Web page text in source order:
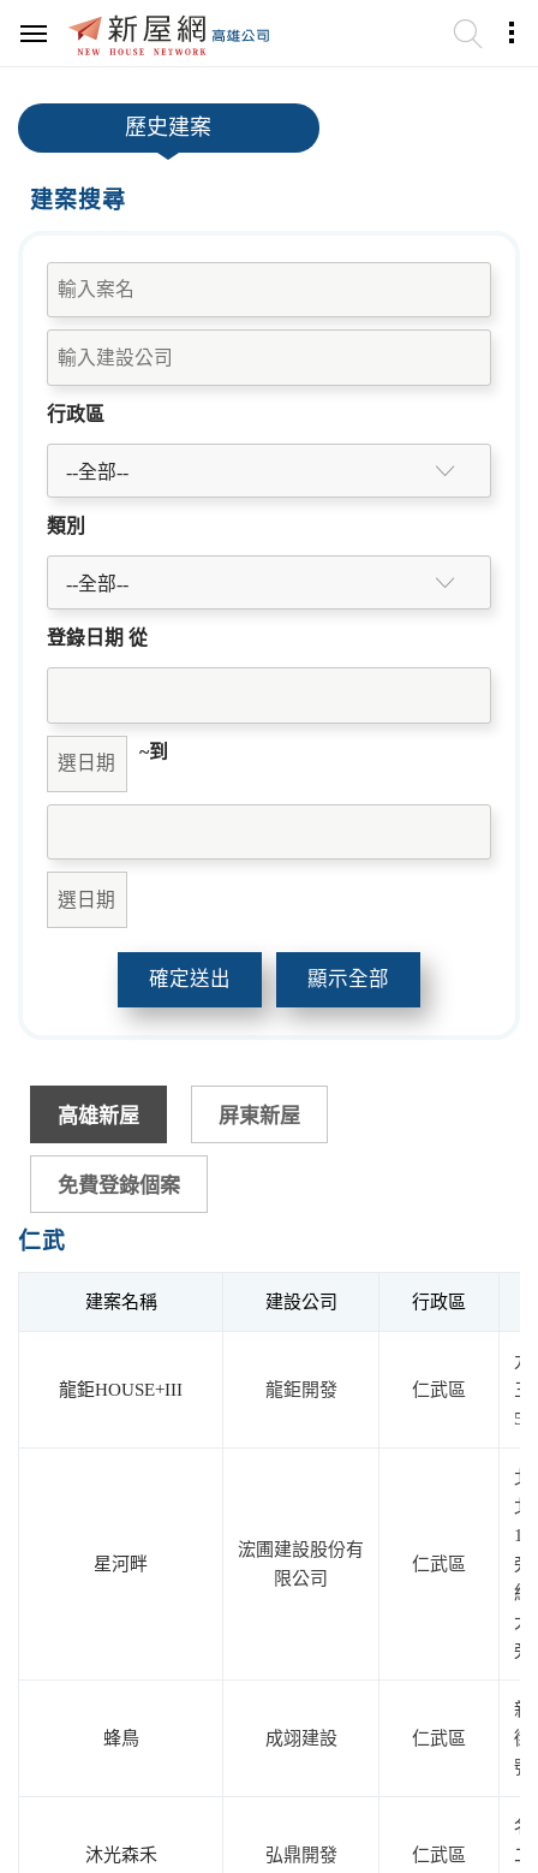
歷史建案
建案搜尋
行政區
--全部--
類別
--全部--
登錄日期 從
~到
確定送出 顯示全部
高雄新屋 屏東新屋
免費登錄個案
仁武
建案名稱 建設公司 行政區
龍鉅HOUSE+III 龍鉅開發 仁武區
九
三
52
星河畔
浤圃建設股份有
限公司
仁武區
北
北
旁
紅
大
旁)
蜂鳥 成翊建設 仁武區
新
街
號
沐光森禾 弘鼎開發 仁武區
名
二